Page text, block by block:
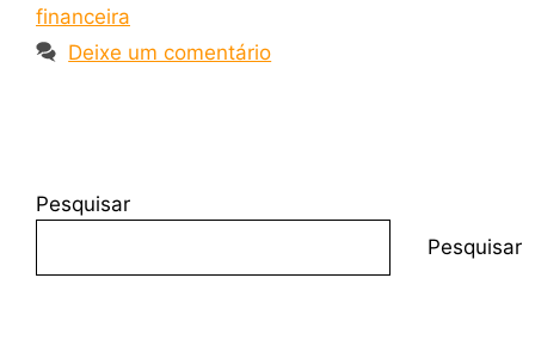
financeira
Deixe um comentário
Pesquisar
Pesquisar